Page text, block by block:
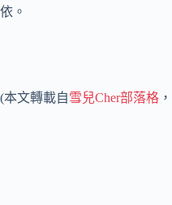
依。
(本文轉載自雪兒Cher部落格 ，